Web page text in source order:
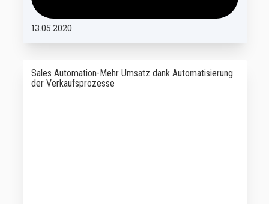
13.05.2020
Sales Automation-Mehr Umsatz dank Automatisierung
der Verkaufsprozesse